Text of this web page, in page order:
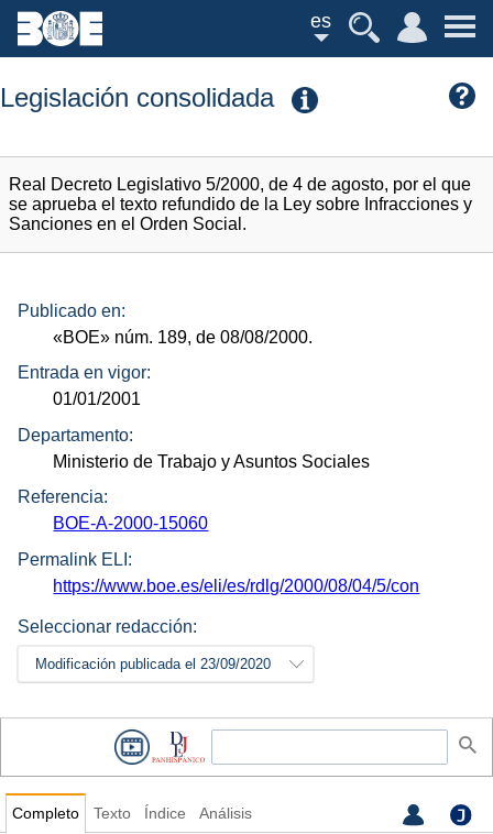
es
Legislación consolidada
Real Decreto Legislativo 5/2000, de 4 de agosto, por el que
se aprueba el texto refundido de la Ley sobre Infracciones y
Sanciones en el Orden Social.
Publicado en:
«BOE» núm. 189, de 08/08/2000.
Entrada en vigor:
01/01/2001
Departamento:
Ministerio de Trabajo y Asuntos Sociales
Referencia:
BOE-A-2000-15060
Permalink ELI:
https://www.boe.es/eli/es/rdlg/2000/08/04/5/con
Seleccionar redacción:
Modificación publicada el 23/09/2020
Completo Texto Índice Análisis